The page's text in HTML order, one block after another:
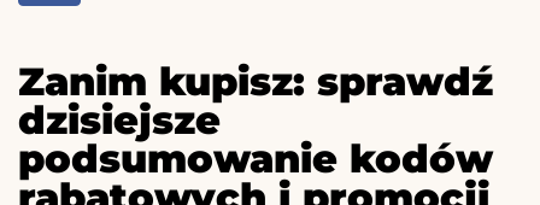
Zanim kupisz: sprawdź
dzisiejsze
podsumowanie kodów